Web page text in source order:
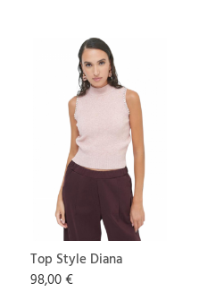
Top Style Diana
98,00 €